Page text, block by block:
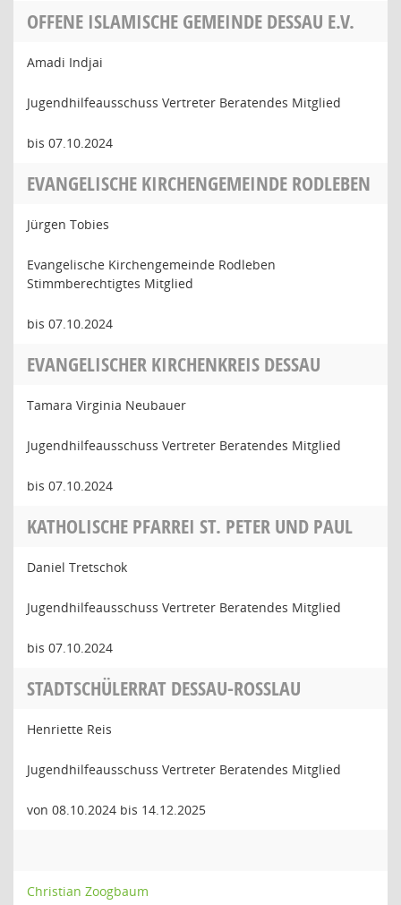
OFFENE ISLAMISCHE GEMEINDE DESSAU E.V.
Amadi Indjai
Jugendhilfeausschuss Vertreter Beratendes Mitglied
bis 07.10.2024
EVANGELISCHE KIRCHENGEMEINDE RODLEBEN
Jürgen Tobies
Evangelische Kirchengemeinde Rodleben
Stimmberechtigtes Mitglied
bis 07.10.2024
EVANGELISCHER KIRCHENKREIS DESSAU
Tamara Virginia Neubauer
Jugendhilfeausschuss Vertreter Beratendes Mitglied
bis 07.10.2024
KATHOLISCHE PFARREI ST. PETER UND PAUL
Daniel Tretschok
Jugendhilfeausschuss Vertreter Beratendes Mitglied
bis 07.10.2024
STADTSCHÜLERRAT DESSAU-ROSSLAU
Henriette Reis
Jugendhilfeausschuss Vertreter Beratendes Mitglied
von 08.10.2024 bis 14.12.2025
Christian Zoogbaum